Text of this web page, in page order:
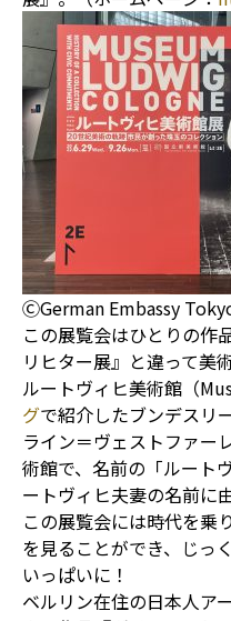
ⒸGerman Embassy
この展覧会はひとりの作
リヒター展』と違って美
ルートヴィヒ美術館（
グで紹介したブンデスリ
ライン＝ヴェストファー
術館で、名前の「ルート
ートヴィヒ夫妻の名前に
この展覧会には時代を乗
を見ることができ、じっ
いっぱいに！
ベルリン在住の日本人ア